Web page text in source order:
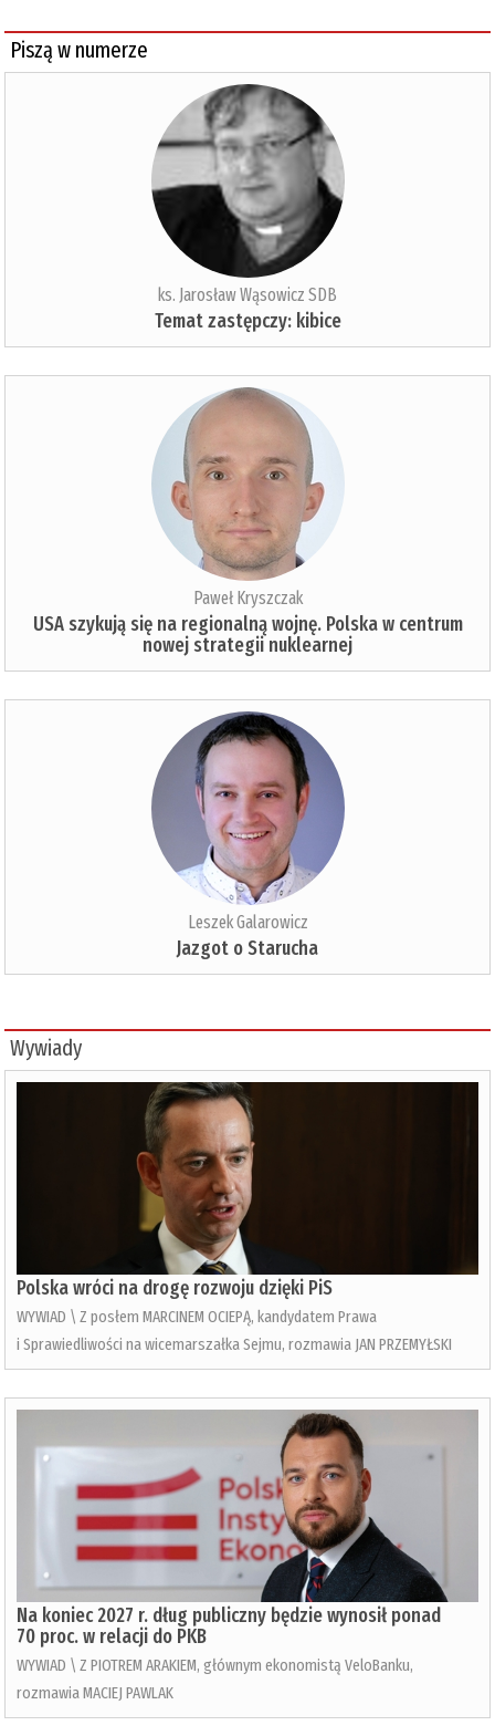
Piszą w numerze
ks. Jarosław Wąsowicz SDB
Temat zastępczy: kibice
Paweł Kryszczak
USA szykują się na regionalną wojnę. Polska w centrum
nowej strategii nuklearnej
Leszek Galarowicz
Jazgot o Starucha
Wywiady
Polska wróci na drogę rozwoju dzięki PiS
WYWIAD \ Z posłem MARCINEM OCIEPĄ, kandydatem Prawa
i Sprawiedliwości na wicemarszałka Sejmu, rozmawia JAN PRZEMYŁSKI
Na koniec 2027 r. dług publiczny będzie wynosił ponad
70 proc. w relacji do PKB
WYWIAD \ Z PIOTREM ARAKIEM, głównym ekonomistą VeloBanku,
rozmawia MACIEJ PAWLAK